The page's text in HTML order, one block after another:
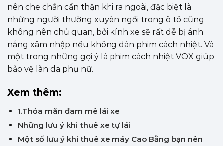
nên che chắn cẩn thận khi ra ngoài, đặc biệt là
những người thường xuyên ngồi trong ô tô cũng
không nên chủ quan, bởi kính xe sẽ rất dễ bị ánh
nắng xâm nhập nếu không dán phim cách nhiệt. Và
một trong những gợi ý là phim cách nhiệt VOX giúp
bảo vệ làn da phụ nữ.
Xem thêm:
1.Thỏa mãn đam mê lái xe
Những lưu ý khi thuê xe tự lái
Một số lưu ý khi thuê xe máy Cao Bằng bạn nên